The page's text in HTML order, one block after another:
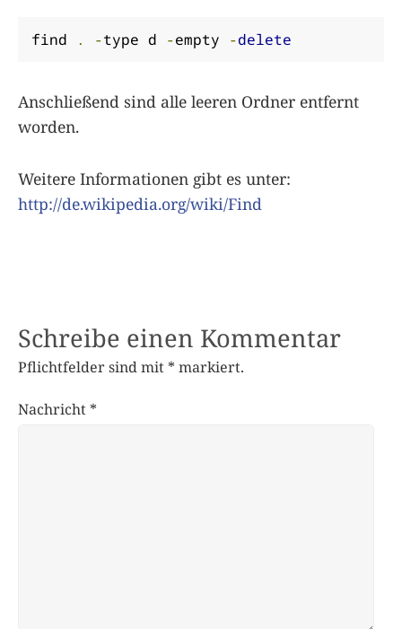
find . -type d -empty -delete
Anschließend sind alle leeren Ordner entfernt
worden.
Weitere Informationen gibt es unter:
http://de.wikipedia.org/wiki/Find
Schreibe einen Kommentar
Pflichtfelder sind mit * markiert.
Nachricht *